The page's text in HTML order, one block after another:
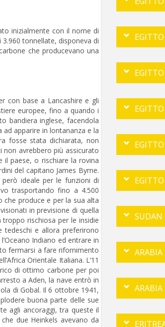
inizialmente con il nome di
tonnellate, disponeva di
che producevano una
con base a Lancashire e gli
europee, fino a quando i
bandiera inglese, facendola
apparire in lontananza e la
fosse stata dichiarata, non
avrebbero più assicurato
il paese, o rischiare la rovina
del capitano James Byrne.
ideale per le funzioni di
trasportando fino a 4.500
produce e per la sua alta
in previsione di quella
rischiosa per le insidie
tedeschi e allora preferirono
Indiano ed entrare in
fermarsi a fare rifornimento
Orientale Italiana. L’11
di ottimo carbone per poi
a Aden, la nave entrò in
di Gobal. Il 6 ottobre 1941,
buona parte delle sue
agli ancoraggi, tra queste il
due Heinkels avevano da
SUDAN
ARABIA